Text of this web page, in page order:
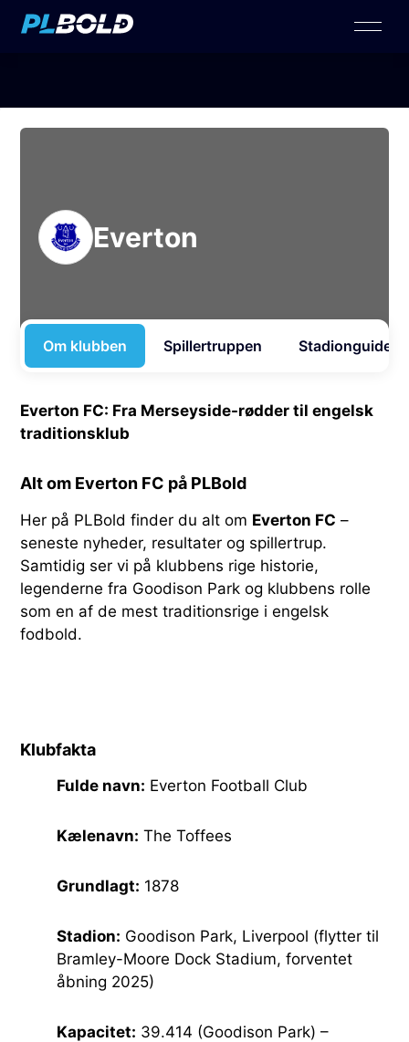
Everton
Om klubben Spillertruppen Stadionguide
Everton FC: Fra Merseyside-rødder til engelsk
traditionsklub
Alt om Everton FC på PLBold
Her på PLBold finder du alt om Everton FC –
seneste nyheder, resultater og spillertrup.
Samtidig ser vi på klubbens rige historie,
legenderne fra Goodison Park og klubbens rolle
som en af de mest traditionsrige i engelsk
fodbold.
Klubfakta
Fulde navn: Everton Football Club
Kælenavn: The Toffees
Grundlagt: 1878
Stadion: Goodison Park, Liverpool (flytter til
Bramley-Moore Dock Stadium, forventet
åbning 2025)
Kapacitet: 39.414 (Goodison Park) –